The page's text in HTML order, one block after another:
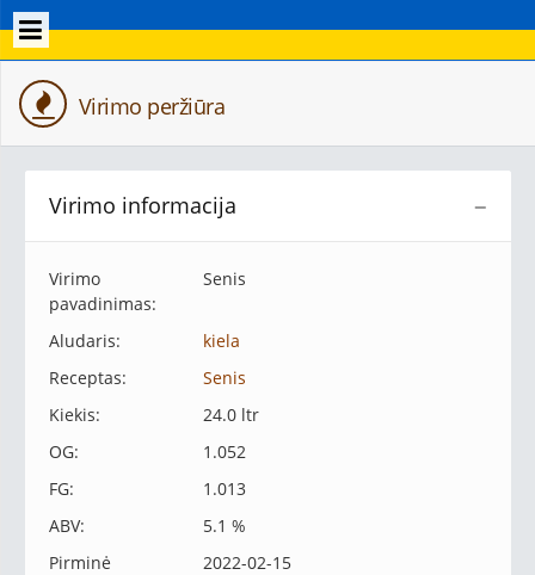
Virimo peržiūra
−
Virimo informacija
Virimo
pavadinimas:
Senis
Aludaris:
kiela
Receptas:
Senis
Kiekis:
24.0 ltr
OG:
1.052
FG:
1.013
ABV:
5.1 %
Pirminė
2022-02-15